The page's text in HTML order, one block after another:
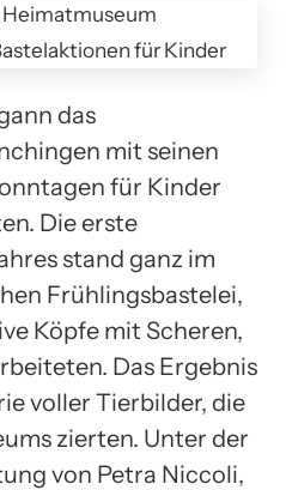
das
mit seinen
für Kinder
Die erste
stand ganz im
Frühlingsbastelei,
Köpfe mit Scheren,
Das Ergebnis
voller Tierbilder, die
zierten. Unter der
von Petra Niccoli,